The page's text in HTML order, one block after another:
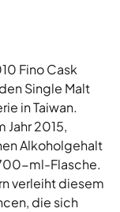
Fino Cask
Single Malt
in Taiwan.
Jahr 2015,
Alkoholgehalt
ml-Flasche.
verleiht diesem
die sich